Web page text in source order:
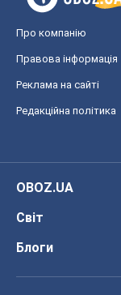
Про компанію
Правова інформація
Реклама на сайті
Редакційна політика
OBOZ.UA
Світ
Блоги